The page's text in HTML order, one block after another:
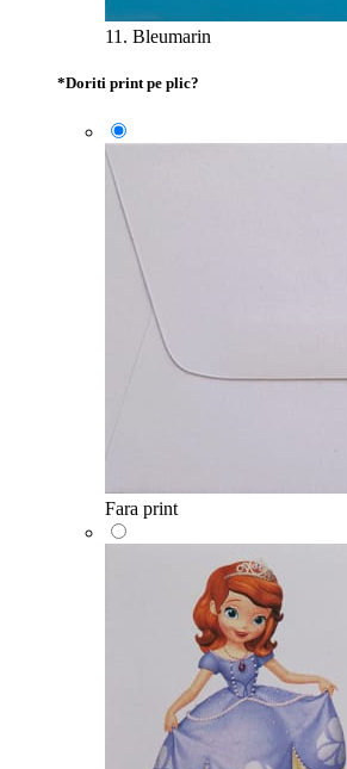
11. Bleumarin
*Doriti print pe plic?
Fara print